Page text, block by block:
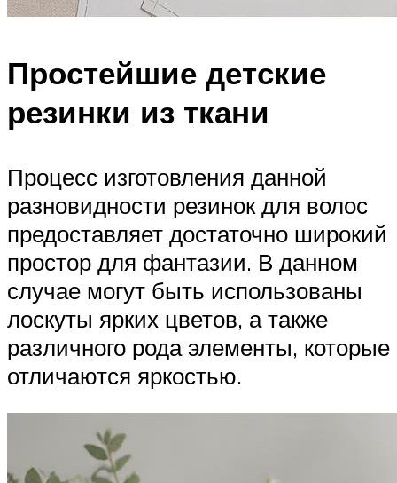
Простейшие детские
резинки из ткани
Процесс изготовления данной
разновидности резинок для волос
предоставляет достаточно широкий
простор для фантазии. В данном
случае могут быть использованы
лоскуты ярких цветов, а также
различного рода элементы, которые
отличаются яркостью.